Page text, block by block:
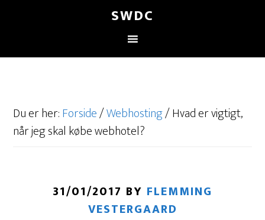
SWDC
Du er her:Forside/Webhosting/Hvad er vigtigt,
når jeg skal købe webhotel?
31/01/2017 BY FLEMMING
VESTERGAARD